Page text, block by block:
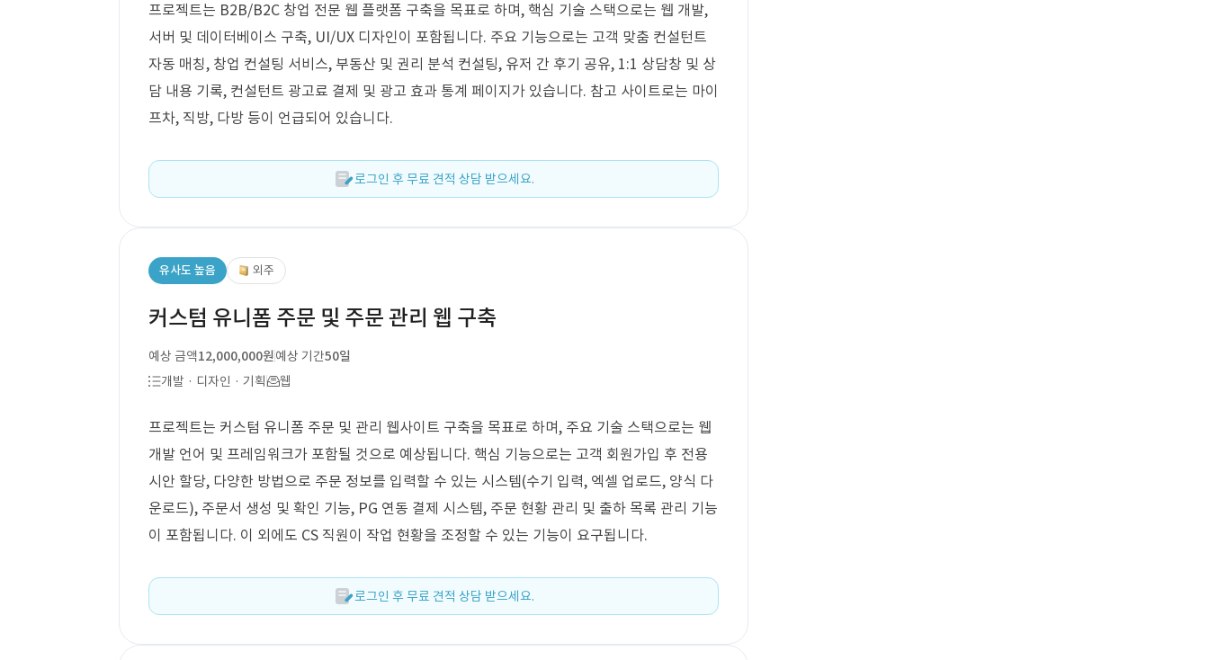
프로젝트는 B2B/B2C 창업 전문 웹 플랫폼 구축을 목표로 하며, 핵심 기술 스택으로는 웹 개발,
서버 및 데이터베이스 구축, UI/UX 디자인이 포함됩니다. 주요 기능으로는 고객 맞춤 컨설턴트
자동 매칭, 창업 컨설팅 서비스, 부동산 및 권리 분석 컨설팅, 유저 간 후기 공유, 1:1 상담창 및 상
담 내용 기록, 컨설턴트 광고료 결제 및 광고 효과 통계 페이지가 있습니다. 참고 사이트로는 마이
프차, 직방, 다방 등이 언급되어 있습니다.
로그인 후 무료 견적 상담 받으세요.
유사도 높음 외주
커스텀 유니폼 주문 및 주문 관리 웹 구축
예상 금액12,000,000원예상 기간50일
개발 · 디자인 · 기획
웹
프로젝트는 커스텀 유니폼 주문 및 관리 웹사이트 구축을 목표로 하며, 주요 기술 스택으로는 웹
개발 언어 및 프레임워크가 포함될 것으로 예상됩니다. 핵심 기능으로는 고객 회원가입 후 전용
시안 할당, 다양한 방법으로 주문 정보를 입력할 수 있는 시스템(수기 입력, 엑셀 업로드, 양식 다
운로드), 주문서 생성 및 확인 기능, PG 연동 결제 시스템, 주문 현황 관리 및 출하 목록 관리 기능
이 포함됩니다. 이 외에도 CS 직원이 작업 현황을 조정할 수 있는 기능이 요구됩니다.
로그인 후 무료 견적 상담 받으세요.